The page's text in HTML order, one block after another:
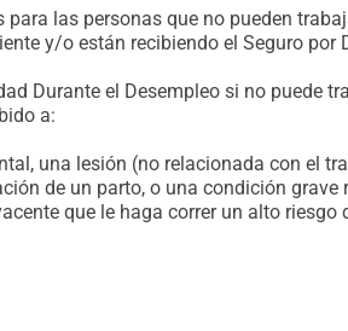
para las personas que no pueden
y/o están recibiendo el Seguro por
Durante el Desempleo si no puede
a:
una lesión (no relacionada con el
de un parto, o una condición grave
que le haga correr un alto riesgo